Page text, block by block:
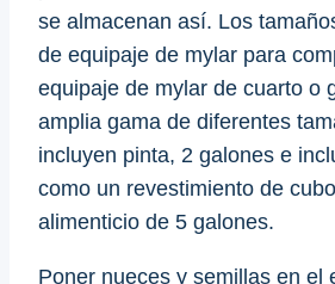
se almacenan así. Los
de equipaje de mylar para
equipaje de mylar de cuarto o
amplia gama de diferentes
incluyen pinta, 2 galones e
como un revestimiento de
alimenticio de 5 galones.
Poner nueces y semillas en el